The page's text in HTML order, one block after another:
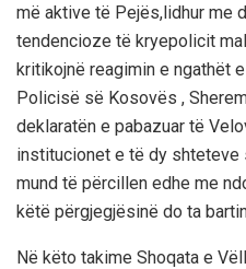
më aktive të Pejës,lidhur me
tendencioze të kryepolicit
kritikojnë reagimin e ngathët
Policisë së Kosovës ,
deklaratën e pabazuar të
institucionet e të dy
mund të përcillen edhe me
këtë përgjegjësinë do ta
Në këto takime Shoqata e